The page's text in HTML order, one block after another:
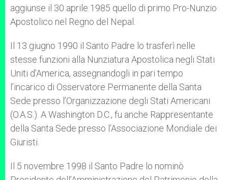
aggiunse il 30 aprile 1985 quello di primo Pro-Nunzio
Apostolico nel Regno del Nepal.
Il 13 giugno 1990 il Santo Padre lo trasferì nelle
stesse funzioni alla Nunziatura Apostolica negli Stati
Uniti d’America, assegnandogli in pari tempo
l’incarico di Osservatore Permanente della Santa
Sede presso l’Organizzazione degli Stati Americani
(O.A.S.). A Washington D.C., fu anche Rappresentante
della Santa Sede presso l’Associazione Mondiale dei
Giuristi.
Il 5 novembre 1998 il Santo Padre lo nominò